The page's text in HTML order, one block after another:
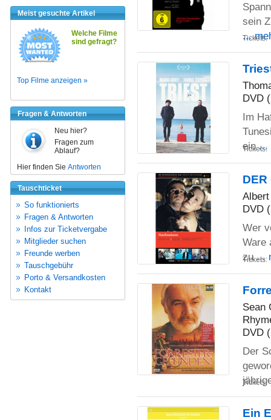
Meist gesuchte Artikel
Welche Filme
sind gefragt?
Top Filme anzeigen »
Fragen & Antworten
Neu hier?
Fragen zum
Ablauf?
Hier finden Sie Antworten
Tauschticket
So funktionierts
Fragen & Antworten
Infos zur Ticketvergabe
Mitglieder suchen
Freunde werben
Tauschgebühr
Porto & Versandkosten
Kontakt
sein
...
Tickets:
DVD
Im
ein...
Tickets:
DER
DVD
Wer
Ware
zu...
Tickets:
Sean
DVD
Der
Tickets:
Ein